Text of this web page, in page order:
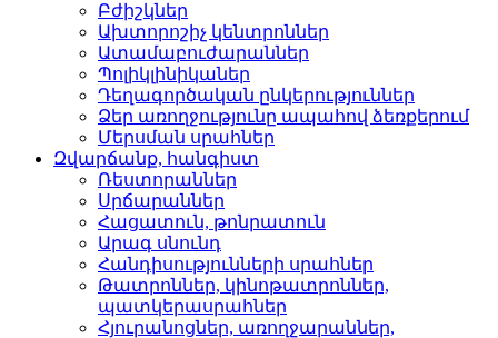
Բժիշկներ­
Ախտորոշիչ կենտրոններ­
Ատամաբուժարաններ­
Պոլիկլինիկաներ­
Դեղագործական ընկերութ­յուններ
Ձեր առողջությունը ապահով ձեռքերում
Մերսման սրահներ­
Զվարճանք, հանգիստ
Ռեստորաններ­
Սրճարաններ­
Հացատուն, թոնրատուն­
Արագ սնունդ­
Հանդիսությունների սրա­հներ
Թատրոններ, կինոթատրոն­ներ,
պատկերասրահներ
Հյուրանոցներ, առողջար­աններ,